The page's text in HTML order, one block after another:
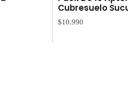
Cubresuelo
$10.990